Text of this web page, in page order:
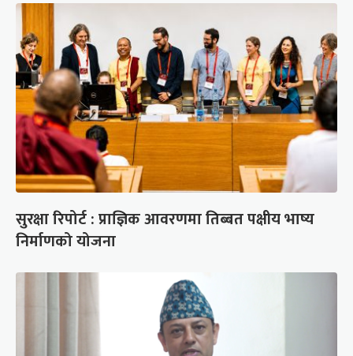
सुरक्षा रिपोर्ट : प्राज्ञिक आवरणमा तिब्बत पक्षीय भाष्य
निर्माणको योजना